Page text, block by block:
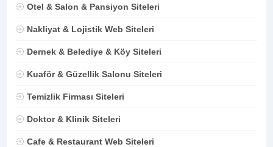
Otel & Salon & Pansiyon Siteleri
Nakliyat & Lojistik Web Siteleri
Dernek & Belediye & Köy Siteleri
Kuaför & Güzellik Salonu Siteleri
Temizlik Firması Siteleri
Doktor & Klinik Siteleri
Cafe & Restaurant Web Siteleri